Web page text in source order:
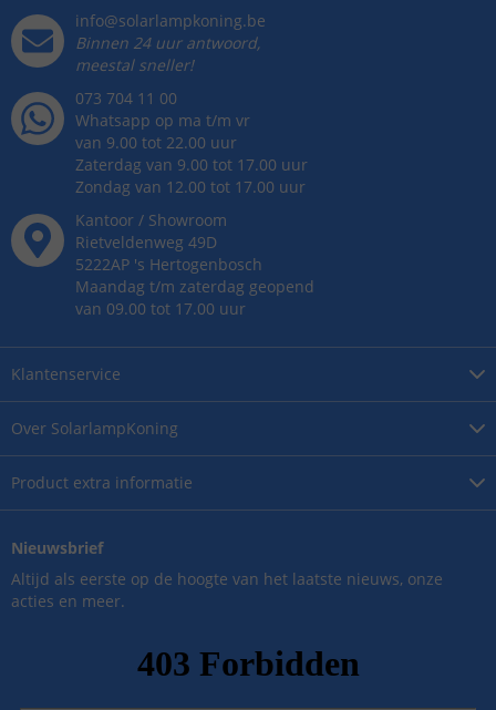
Over SolarlampKoning
Product extra informatie
Klantenservice
info@solarlampkoning.be
Binnen 24 uur antwoord,
meestal sneller!
073 704 11 00
Whatsapp op ma t/m vr
van 9.00 tot 22.00 uur
Zaterdag van 9.00 tot 17.00 uur
Zondag van 12.00 tot 17.00 uur
Kantoor / Showroom
Rietveldenweg 49D
5222AP 's Hertogenbosch
Maandag t/m zaterdag geopend
van 09.00 tot 17.00 uur
Nieuwsbrief
Altijd als eerste op de hoogte van het laatste nieuws, onze
acties en meer.